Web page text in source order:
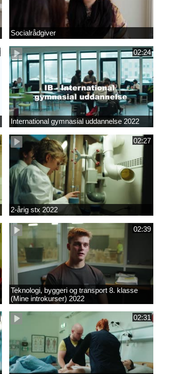
Socialrådgiver
02:24
International gymnasial uddannelse 2022
02:27
2-årig stx 2022
02:39
Teknologi, byggeri og transport 8. klasse
(Mine introkurser) 2022
02:31